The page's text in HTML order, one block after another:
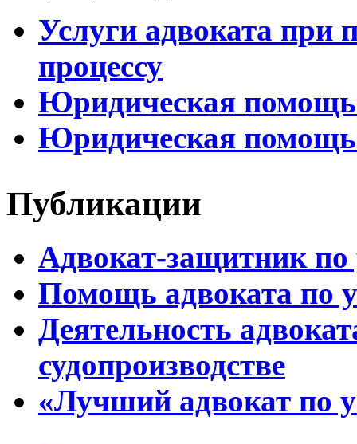
Услуги адвоката при
процессу
Юридическая помощь
Юридическая помощь
Публикации
Адвокат-защитник
Помощь адвоката по
Деятельность
судопроизводстве
«Лучший адвокат по